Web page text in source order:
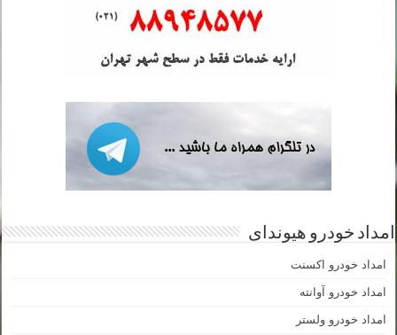
امداد خودرو هیوندای
امداد خودرو اکسنت
امداد خودرو آوانته
امداد خودرو ولستر